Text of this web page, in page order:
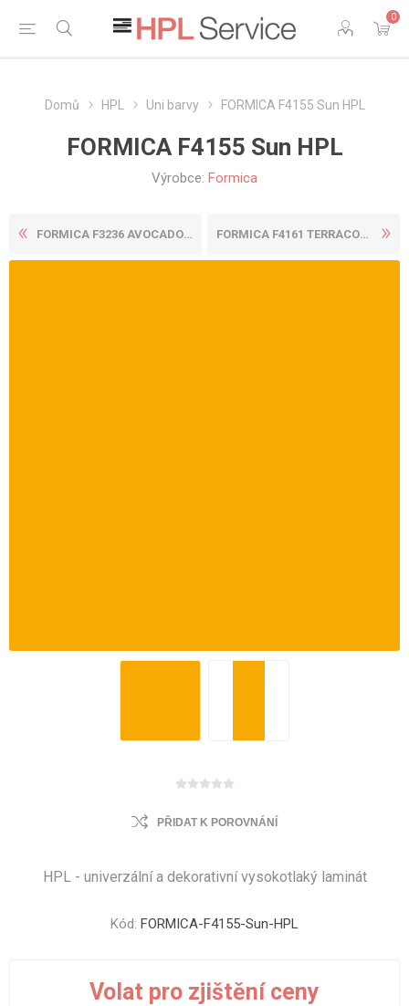
0
Domů HPL Uni barvy FORMICA F4155 Sun HPL
FORMICA F4155 Sun HPL
Výrobce: Formica
FORMICA F3236 AVOCADO HPL FORMICA F4161 TERRACOTTA HP...
PŘIDAT K POROVNÁNÍ
HPL - univerzální a dekorativní vysokotlaký laminát
Kód: FORMICA-F4155-Sun-HPL
Volat pro zjištění ceny